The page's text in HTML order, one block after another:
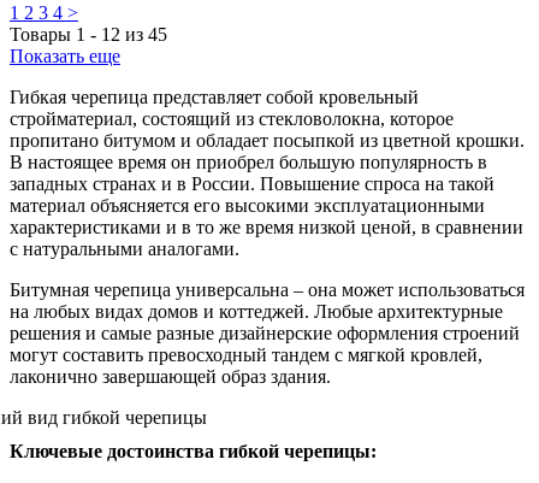
1 2 3 4 >
Товары 1 - 12 из 45
Показать еще
Гибкая черепица представляет собой кровельный
стройматериал, состоящий из стекловолокна, которое
пропитано битумом и обладает посыпкой из цветной крошки.
В настоящее время он приобрел большую популярность в
западных странах и в России. Повышение спроса на такой
материал объясняется его высокими эксплуатационными
характеристиками и в то же время низкой ценой, в сравнении
с натуральными аналогами.
Битумная черепица универсальна – она может использоваться
на любых видах домов и коттеджей. Любые архитектурные
решения и самые разные дизайнерские оформления строений
могут составить превосходный тандем с мягкой кровлей,
лаконично завершающей образ здания.
Ключевые достоинства гибкой черепицы: